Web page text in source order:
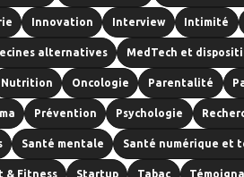
Innovation Interview Intimité
alternatives MedTech et
Nutrition Oncologie Parentalité
Prévention Psychologie
Santé mentale Santé numérique et
& Fitness Startup Tabac